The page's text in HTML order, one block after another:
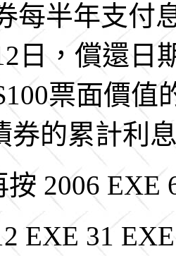
每半年支付
日，償還日
票面價值
券的累計利
按 2006
EXE 31